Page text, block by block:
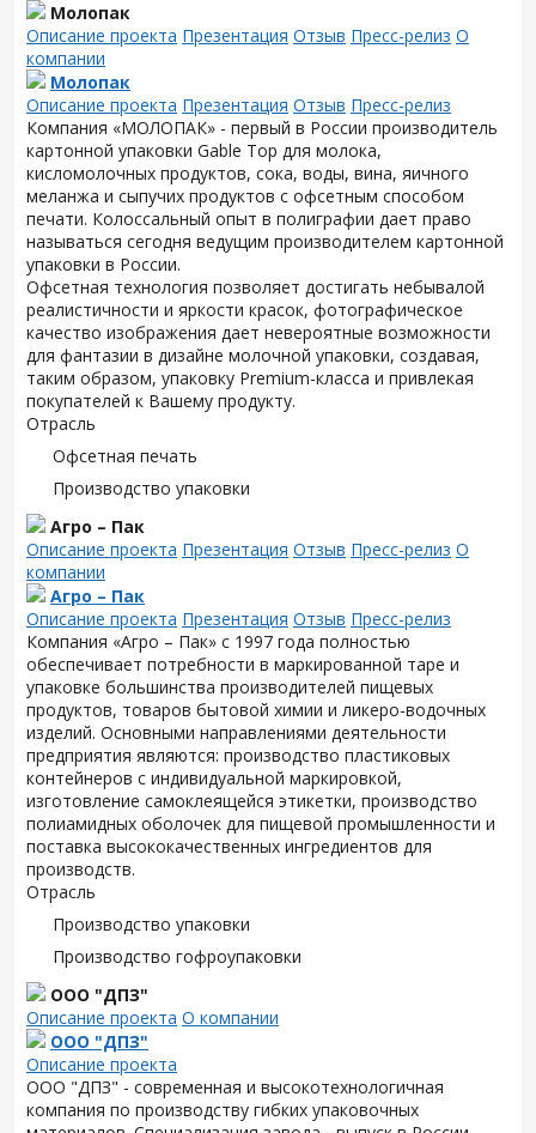
Молопак
Описание проекта Презентация Отзыв Пресс-релиз О
компании
Молопак
Описание проекта Презентация Отзыв Пресс-релиз
Компания «МОЛОПАК» - первый в России производитель
картонной упаковки Gable Top для молока,
кисломолочных продуктов, сока, воды, вина, яичного
меланжа и сыпучих продуктов с офсетным способом
печати. Колоссальный опыт в полиграфии дает право
называться сегодня ведущим производителем картонной
упаковки в России.
Офсетная технология позволяет достигать небывалой
реалистичности и яркости красок, фотографическое
качество изображения дает невероятные возможности
для фантазии в дизайне молочной упаковки, создавая,
таким образом, упаковку Premium-класса и привлекая
покупателей к Вашему продукту.
Отрасль
Офсетная печать
Производство упаковки
Агро – Пак
Описание проекта Презентация Отзыв Пресс-релиз О
компании
Агро – Пак
Описание проекта Презентация Отзыв Пресс-релиз
Компания «Агро – Пак» с 1997 года полностью
обеспечивает потребности в маркированной таре и
упаковке большинства производителей пищевых
продуктов, товаров бытовой химии и ликеро-водочных
изделий. Основными направлениями деятельности
предприятия являются: производство пластиковых
контейнеров с индивидуальной маркировкой,
изготовление самоклеящейся этикетки, производство
полиамидных оболочек для пищевой промышленности и
поставка высококачественных ингредиентов для
производств.
Отрасль
Производство упаковки
Производство гофроупаковки
ООО "ДПЗ"
Описание проекта О компании
ООО "ДПЗ"
Описание проекта
ООО "ДПЗ" - современная и высокотехнологичная
компания по производству гибких упаковочных